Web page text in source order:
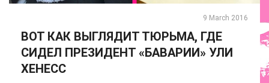
9 March 2016
ВОТ КАК ВЫГЛЯДИТ ТЮРЬМА, ГДЕ
СИДЕЛ ПРЕЗИДЕНТ «БАВАРИИ» УЛИ
ХЕНЕСС